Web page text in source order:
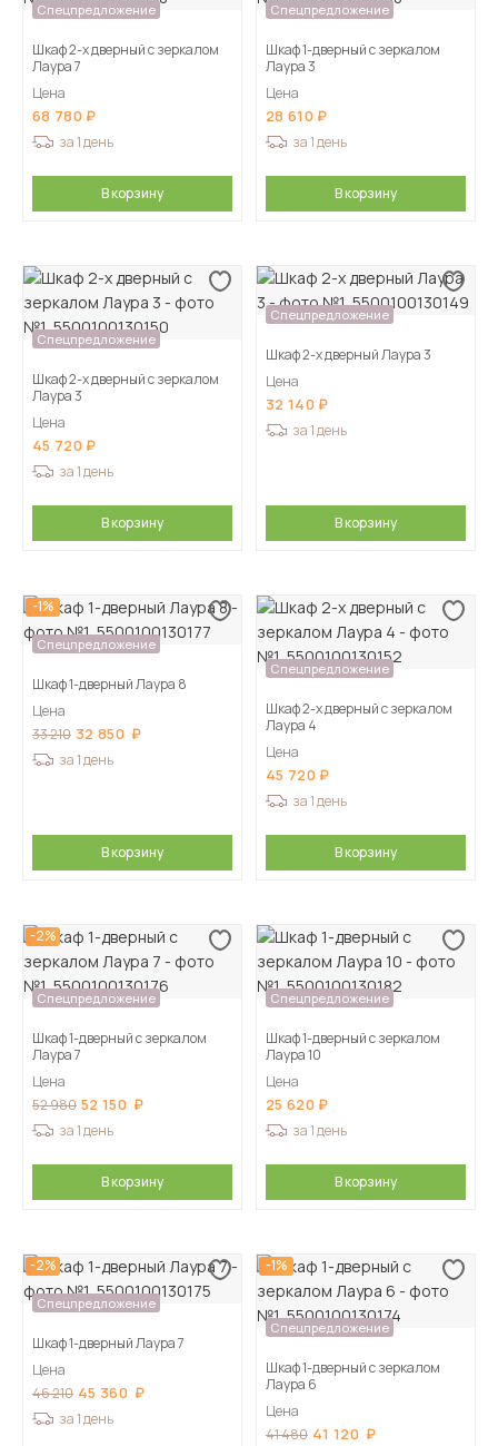
Спецпредложение
Шкаф 2-х дверный с зеркалом
Лаура 7
Цена
68 780
за 1 день
В корзину
Спецпредложение
Шкаф 1-дверный с зеркалом
Лаура 3
Цена
28 610
за 1 день
В корзину
Спецпредложение
Шкаф 2-х дверный с зеркалом
Лаура 3
Цена
45 720
за 1 день
В корзину
Спецпредложение
Шкаф 2-х дверный Лаура 3
Цена
32 140
за 1 день
В корзину
-1%
Спецпредложение
Шкаф 1-дверный Лаура 8
Цена
33 210 32 850
за 1 день
В корзину
Спецпредложение
Шкаф 2-х дверный с зеркалом
Лаура 4
Цена
45 720
за 1 день
В корзину
-2%
Спецпредложение
Шкаф 1-дверный с зеркалом
Лаура 7
Цена
52 980 52 150
за 1 день
В корзину
Спецпредложение
Шкаф 1-дверный с зеркалом
Лаура 10
Цена
25 620
за 1 день
В корзину
-2%
Спецпредложение
Шкаф 1-дверный Лаура 7
Цена
46 210 45 360
за 1 день
-1%
Спецпредложение
Шкаф 1-дверный с зеркалом
Лаура 6
Цена
41 480 41 120